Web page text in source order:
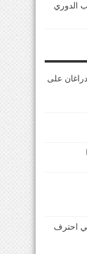
الدوري
على
احترف